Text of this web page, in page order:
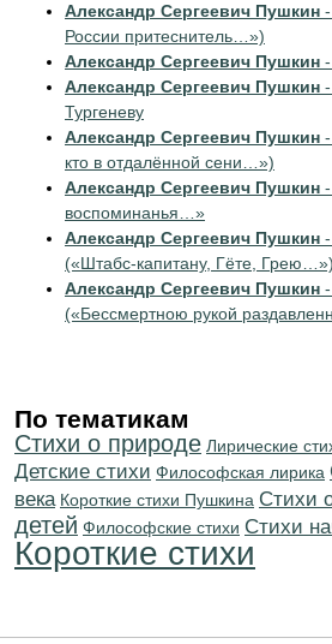
Александр Сергеевич Пушкин
России притеснитель…»)
Александр Сергеевич Пушкин
Александр Сергеевич Пушкин
Тургеневу
Александр Сергеевич Пушкин
кто в отдалённой сени…»)
Александр Сергеевич Пушкин
воспоминанья…»
Александр Сергеевич Пушкин
(«Штабс-капитану, Гёте, Грею…»)
Александр Сергеевич Пушкин
(«Бессмертною рукой
По тематикам
Стихи о природе Лирические
Детские стихи Философская лирика
века Короткие стихи Пушкина Стихи
детей Философские стихи Cтихи
Короткие стихи